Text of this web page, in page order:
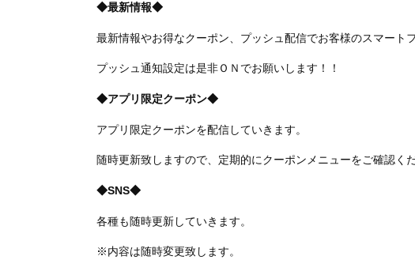
◆最新情報◆
最新情報やお得なクーポン、プッシュ配信でお客様のスマート
プッシュ通知設定は是非ＯＮでお願いします！！
◆アプリ限定クーポン◆
アプリ限定クーポンを配信していきます。
随時更新致しますので、定期的にクーポンメニューをご確認くだ
◆SNS◆
各種も随時更新していきます。
※内容は随時変更致します。